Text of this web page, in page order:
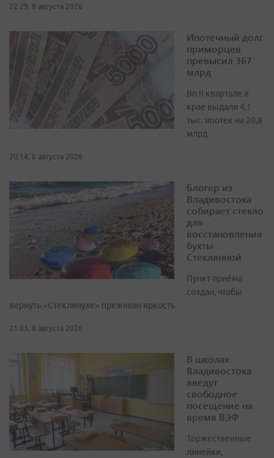
22:29, 8 августа 2026
Ипотечный долг
приморцев
превысил 367
млрд
Во II квартале в
крае выдали 4,1
тыс. ипотек на 20,8
млрд
20:14, 8 августа 2026
Блогер из
Владивостока
собирает стекло
для
восстановления
бухты
Стеклянной
Пункт приёма
создан, чтобы
вернуть «Стеклянухе» прежнюю яркость
21:03, 8 августа 2026
В школах
Владивостока
введут
свободное
посещение на
время ВЭФ
Торжественные
линейки,